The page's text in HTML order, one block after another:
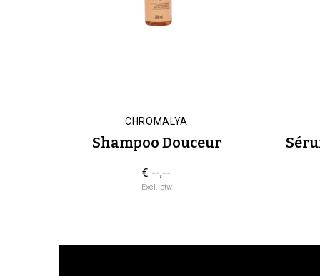
CHROMALYA
Shampoo Douceur
€ --,--
Excl. btw